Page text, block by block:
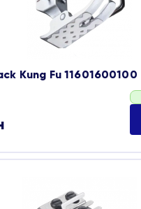
Kung Fu 11601600100